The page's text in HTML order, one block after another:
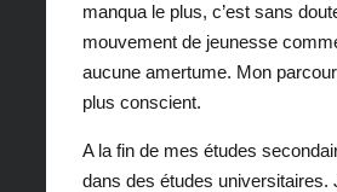
manqua le plus, c’est sans
mouvement de jeunesse
aucune amertume. Mon
plus conscient.
A la fin de mes études
dans des études universitaires.